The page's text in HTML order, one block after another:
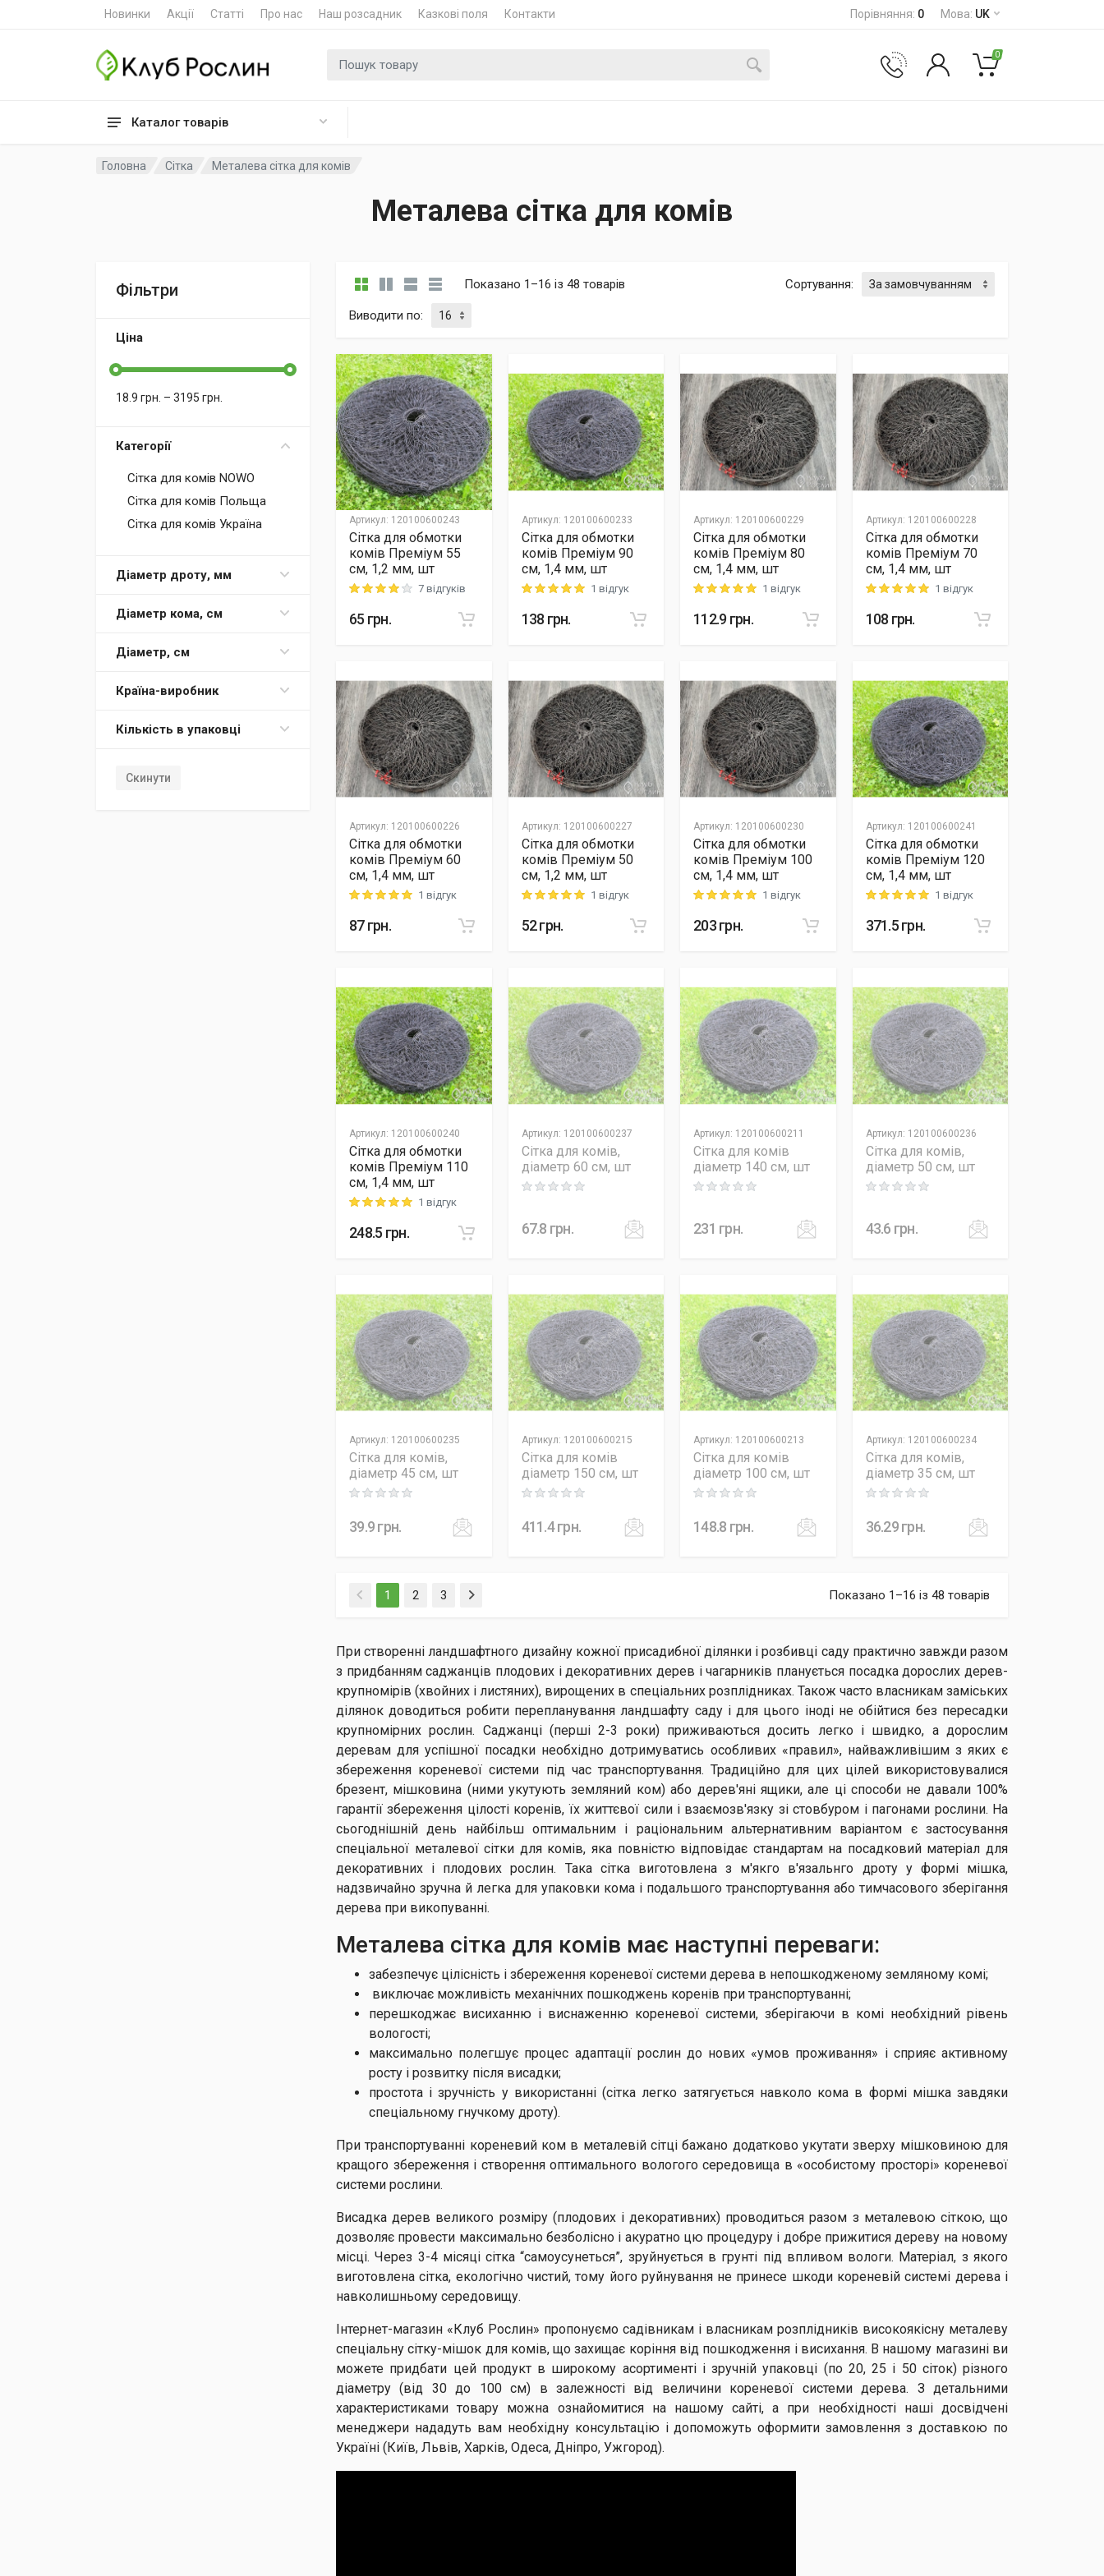
Новинки Акції Статті Про нас Наш розсадник Казкові поля Контакти Порівняння: 0 Мова: UK
Каталог товарів
Пошук для 0
Головна Сітка Металева сітка для комів
Металева сітка для комів
Фільтри
Ціна
18.9 грн. – 3195 грн.
Категорії
Сітка для комів NOWO
Сітка для комів Польща
Сітка для комів Україна
Діаметр дроту, мм
Діаметр кома, см
Діаметр, см
Країна-виробник
Кількість в упаковці
Скинути
Показано 1–16 із 48 товарів Сортування:
Виводити по:
Артикул: 120100600243
Сітка для обмотки
комів Преміум 55
см, 1,2 мм, шт
Rating: 4 out of 57 відгуків
65 грн.
Артикул: 120100600233
Сітка для обмотки
комів Преміум 90
см, 1,4 мм, шт
Rating: 5 out of 51 відгук
138 грн.
Артикул: 120100600229
Сітка для обмотки
комів Преміум 80
см, 1,4 мм, шт
Rating: 5 out of 51 відгук
112.9 грн.
Артикул: 120100600228
Сітка для обмотки
комів Преміум 70
см, 1,4 мм, шт
Rating: 5 out of 51 відгук
108 грн.
Артикул: 120100600226
Сітка для обмотки
комів Преміум 60
см, 1,4 мм, шт
Rating: 5 out of 51 відгук
87 грн.
Артикул: 120100600227
Сітка для обмотки
комів Преміум 50
см, 1,2 мм, шт
Rating: 5 out of 51 відгук
52грн.
Артикул: 120100600230
Сітка для обмотки
комів Преміум 100
см, 1,4 мм, шт
Rating: 5 out of 51 відгук
203грн.
Артикул: 120100600241
Сітка для обмотки
комів Преміум 120
см, 1,4 мм, шт
Rating: 5 out of 51 відгук
371.5грн.
Артикул: 120100600240
Сітка для обмотки
комів Преміум 110
см, 1,4 мм, шт
Rating: 5 out of 51 відгук
248.5 грн.
Артикул: 120100600237
Сітка для комів,
діаметр 60 см, шт
Rating: 0 out of 5
67.8 грн.
Артикул: 120100600211
Сітка для комів
діаметр 140 см, шт
Rating: 0 out of 5
231 грн.
Артикул: 120100600236
Сітка для комів,
діаметр 50 см, шт
Rating: 0 out of 5
43.6 грн.
Артикул: 120100600235
Сітка для комів,
діаметр 45 см, шт
Rating: 0 out of 5
39.9грн.
Артикул: 120100600215
Сітка для комів
діаметр 150 см, шт
Rating: 0 out of 5
411.4грн.
Артикул: 120100600213
Сітка для комів
діаметр 100 см, шт
Rating: 0 out of 5
148.8 грн.
Артикул: 120100600234
Сітка для комів,
діаметр 35 см, шт
Rating: 0 out of 5
36.29грн.
1 (current)
2 3 Показано 1–16 із 48 товарів
При створенні ландшафтного дизайну кожної присадибної ділянки і розбивці саду практично завжди разом
з придбанням саджанців плодових і декоративних дерев і чагарників планується посадка дорослих дерев-
крупномірів (хвойних і листяних), вирощених в спеціальних розплідниках. Також часто власникам заміських
ділянок доводиться робити перепланування ландшафту саду і для цього іноді не обійтися без пересадки
крупномірних рослин. Саджанці (перші 2-3 роки) приживаються досить легко і швидко, а дорослим
деревам для успішної посадки необхідно дотримуватись особливих «правил», найважливішим з яких є
збереження кореневої системи під час транспортування. Традиційно для цих цілей використовувалися
брезент, мішковина (ними укутують земляний ком) або дерев'яні ящики, але ці способи не давали 100%
гарантії збереження цілості коренів, їх життєвої сили і взаємозв'язку зі стовбуром і пагонами рослини. На
сьогоднішній день найбільш оптимальним і раціональним альтернативним варіантом є застосування
спеціальної металевої сітки для комів, яка повністю відповідає стандартам на посадковий матеріал для
декоративних і плодових рослин. Така сітка виготовлена з м'якго в'язальнго дроту у формі мішка,
надзвичайно зручна й легка для упаковки кома і подальшого транспортування або тимчасового зберігання
дерева при викопуванні.
Металева сітка для комів має наступні переваги:
забезпечує цілісність і збереження кореневої системи дерева в непошкодженому земляному комі;
виключає можливість механічних пошкоджень коренів при транспортуванні;
перешкоджає висиханню і виснаженню кореневої системи, зберігаючи в комі необхідний рівень
вологості;
максимально полегшує процес адаптації рослин до нових «умов проживання» і сприяє активному
росту і розвитку після висадки;
простота і зручність у використанні (сітка легко затягується навколо кома в формі мішка завдяки
спеціальному гнучкому дроту).
При транспортуванні кореневий ком в металевій сітці бажано додатково укутати зверху мішковиною для
кращого збереження і створення оптимального вологого середовища в «особистому просторі» кореневої
системи рослини.
Висадка дерев великого розміру (плодових і декоративних) проводиться разом з металевою сіткою, що
дозволяє провести максимально безболісно і акуратно цю процедуру і добре прижитися дереву на новому
місці. Через 3-4 місяці сітка “самоусунеться”, зруйнується в грунті під впливом вологи. Матеріал, з якого
виготовлена ​​сітка, екологічно чистий, тому його руйнування не принесе шкоди кореневій системі дерева і
навколишньому середовищу.
Інтернет-магазин «Клуб Рослин» пропонуємо садівникам і власникам розплідників високоякісну металеву
спеціальну сітку-мішок для комів, що захищає коріння від пошкодження і висихання. В нашому магазині ви
можете придбати цей продукт в широкому асортименті і зручній упаковці (по 20, 25 і 50 сіток) різного
діаметру (від 30 до 100 см) в залежності від величини кореневої системи дерева. З детальними
характеристиками товару можна ознайомитися на нашому сайті, а при необхідності наші досвідчені
менеджери нададуть вам необхідну консультацію і допоможуть оформити замовлення з доставкою по
Україні (Київ, Львів, Харків, Одеса, Дніпро, Ужгород).